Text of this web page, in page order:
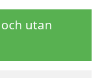
utan